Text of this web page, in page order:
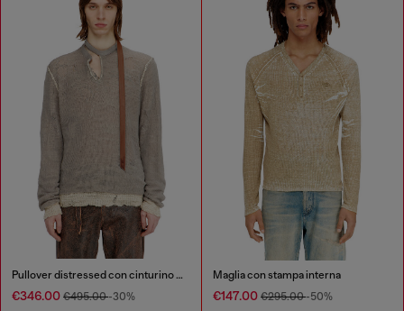
Pullover distressed con cinturino biker
€346.00 €495.00-30%
Maglia con stampa interna
€147.00 €295.00-50%